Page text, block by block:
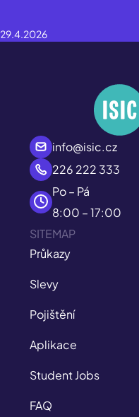
29.4.2026
info@isic.cz
226 222 333
Po – Pá
8:00 – 17:00
SITEMAP
Průkazy
Slevy
Pojištění
Aplikace
Student Jobs
FAQ